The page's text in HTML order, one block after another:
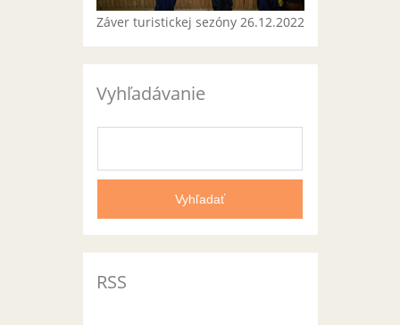
Záver turistickej sezóny 26.12.2022
Vyhľadávanie
RSS